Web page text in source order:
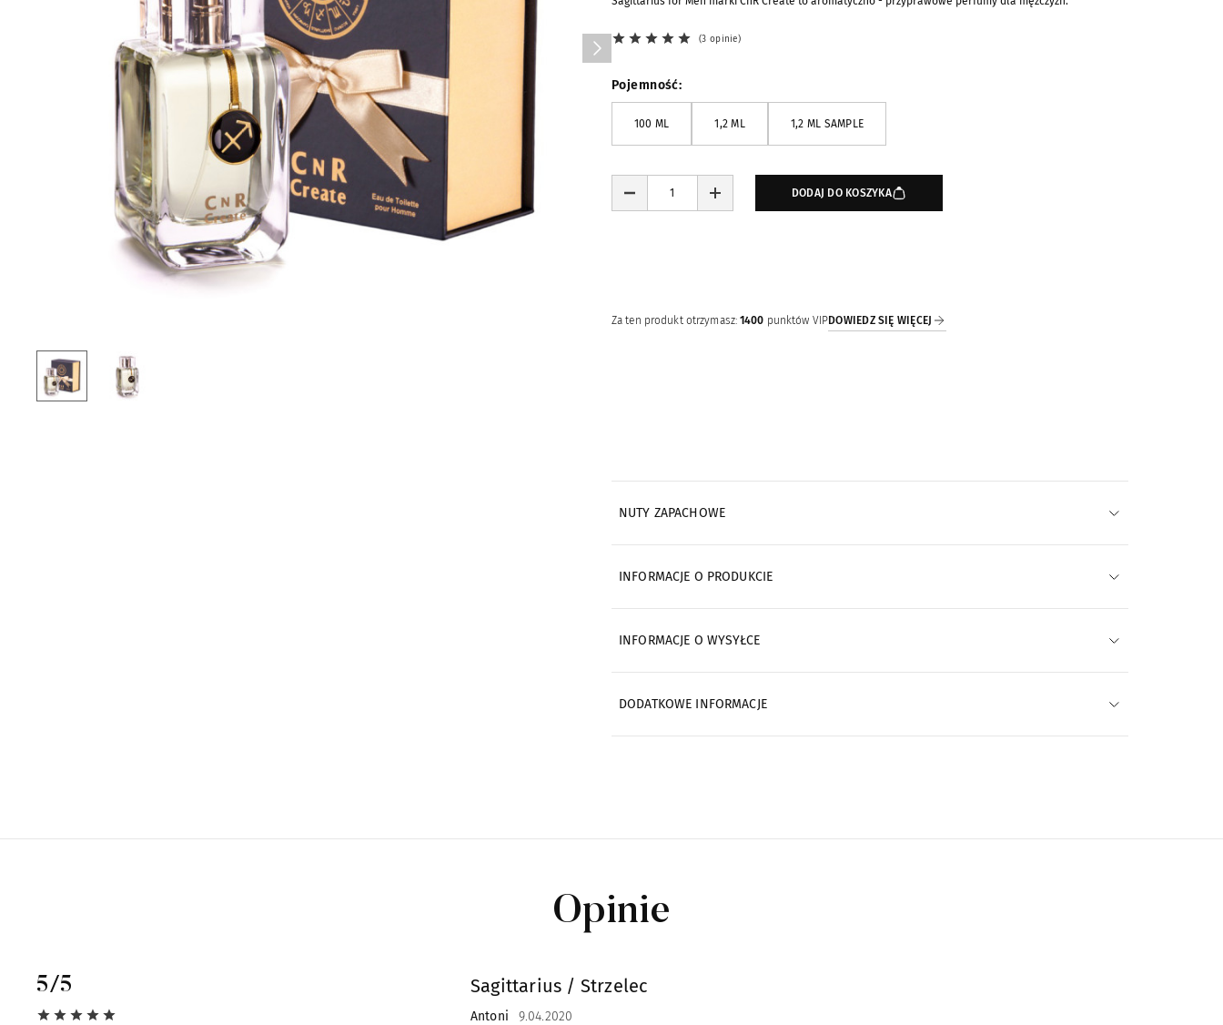
Za ten produkt otrzymasz:1400 punktów VIPDOWIEDZ SIĘ WIĘCEJ
3 opinie
Pojemność
100 ML 1,2 ML 1,2 ML SAMPLE
DODAJ DO KOSZYKA
NUTY ZAPACHOWE
INFORMACJE O PRODUKCIE
INFORMACJE O WYSYŁCE
DODATKOWE INFORMACJE
Opinie
5/5 Sagittarius / Strzelec
Antoni 9.04.2020